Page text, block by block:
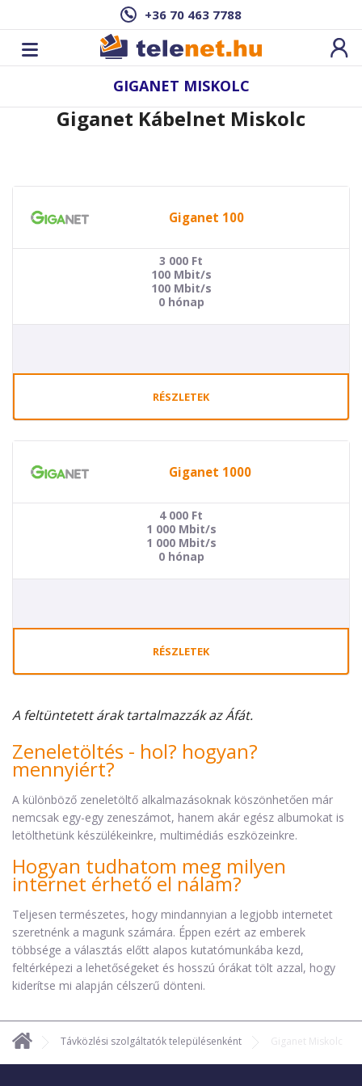
+36 70 463 7788
GIGANET MISKOLC
Giganet Kábelnet Miskolc
Giganet 100
3 000 Ft
100 Mbit/s
100 Mbit/s
0 hónap
RÉSZLETEK
Giganet 1000
4 000 Ft
1 000 Mbit/s
1 000 Mbit/s
0 hónap
RÉSZLETEK
A feltüntetett árak tartalmazzák az Áfát.
Zeneletöltés - hol? hogyan?
mennyiért?
A különböző zeneletöltő alkalmazásoknak köszönhetően már
nemcsak egy-egy zeneszámot, hanem akár egész albumokat is
letölthetünk készülékeinkre, multimédiás eszközeinkre.
Hogyan tudhatom meg milyen
internet érhető el nálam?
Teljesen természetes, hogy mindannyian a legjobb internetet
szeretnénk a magunk számára. Éppen ezért az emberek
többsége a választás előtt alapos kutatómunkába kezd,
feltérképezi a lehetőségeket és hosszú órákat tölt azzal, hogy
kiderítse mi alapján célszerű dönteni.
Távközlési szolgáltatók településenként Giganet Miskolc